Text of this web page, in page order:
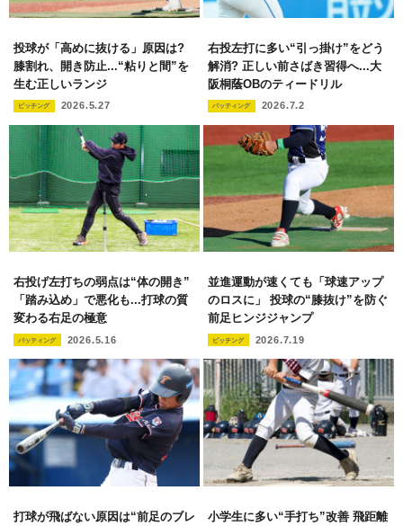
投球が「高めに抜ける」原因は?
膝割れ、開き防止...“粘りと間”を
生む正しいランジ
ピッチング 2026.5.27
右投左打に多い“引っ掛け”をどう
解消? 正しい前さばき習得へ...大
阪桐蔭OBのティードリル
バッティング 2026.7.2
右投げ左打ちの弱点は“体の開き”
「踏み込め」で悪化も...打球の質
変わる右足の極意
バッティング 2026.5.16
並進運動が速くても「球速アップ
のロスに」 投球の“膝抜け”を防ぐ
前足ヒンジジャンプ
ピッチング 2026.7.19
打球が飛ばない原因は“前足のブレ
小学生に多い“手打ち”改善 飛距離